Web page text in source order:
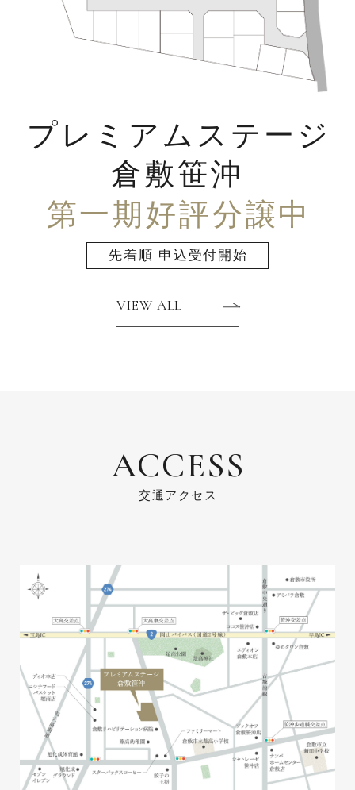
プレミアムステージ
倉敷笹沖
第一期好評分譲中
先着順 申込受付開始
VIEW ALL
ACCESS
交通アクセス